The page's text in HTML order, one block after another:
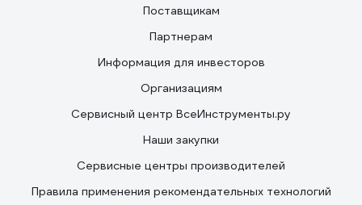
Поставщикам
Партнерам
Информация для инвесторов
Организациям
Сервисный центр ВсеИнструменты.ру
Наши закупки
Сервисные центры производителей
Правила применения рекомендательных технологий